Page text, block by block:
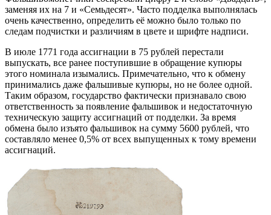
заменяя их на 7 и «Семьдесят». Часто подделка выполнялась
очень качественно, определить её можно было только по
следам подчистки и различиям в цвете и шрифте надписи.
В июле 1771 года ассигнации в 75 рублей перестали
выпускать, все ранее поступившие в обращение купюры
этого номинала изымались. Примечательно, что к обмену
принимались даже фальшивые купюры, но не более одной.
Таким образом, государство фактически признавало свою
ответственность за появление фальшивок и недостаточную
техническую защиту ассигнаций от подделки. За время
обмена было изъято фальшивок на сумму 5600 рублей, что
составляло менее 0,5% от всех выпущенных к тому времени
ассигнаций.